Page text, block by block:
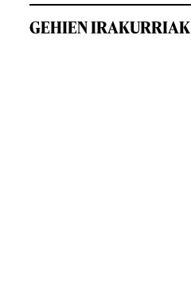
GEHIEN IRAKURRIAK